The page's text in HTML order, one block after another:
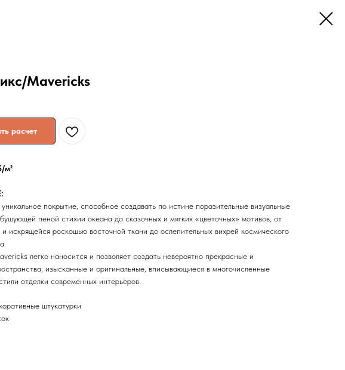
Mavericks
расчет
м²
покрытие, способное создавать по истине поразительные визуальные
пеной стихии океана до сказочных и мягких «цветочных» мотивов, от
и искрящейся роскошью восточной ткани до ослепительных вихрей космического
легко наносится и позволяет создать невероятно прекрасные и
изысканные и оригинальные, вписывающиеся в многочисленные
отделки современных интерьеров.
штукатурки